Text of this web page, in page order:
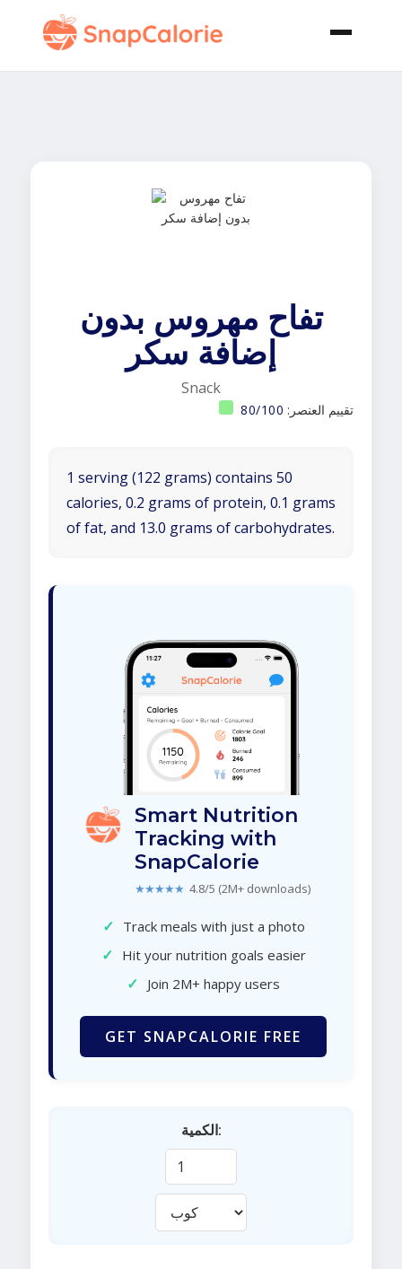
تفاح مهروس بدون
إضافة سكر
Snack
تقييم العنصر: 80/100
1 serving (122 grams) contains 50
calories, 0.2 grams of protein, 0.1 grams
of fat, and 13.0 grams of carbohydrates.
Smart Nutrition
Tracking with
SnapCalorie
★★★★★ 4.8/5 (2M+ downloads)
✓ Track meals with just a photo
✓ Hit your nutrition goals easier
✓ Join 2M+ happy users
GET SNAPCALORIE FREE
الكمية: